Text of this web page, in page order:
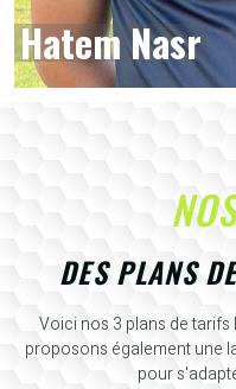
Hatem Nasr
DES PLANS
Voici nos 3 plans de
proposons également une
pour